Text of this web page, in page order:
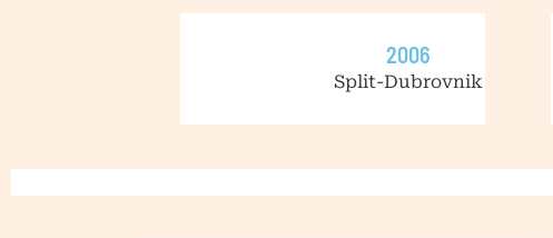
2006
Split-Dubrovnik